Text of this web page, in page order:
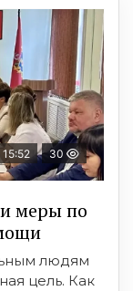
30
меры по
людям
цель. Как